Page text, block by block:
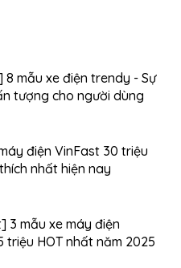
8 mẫu xe điện trendy - Sự
tượng cho người dùng
điện VinFast 30 triệu
nhất hiện nay
3 mẫu xe máy điện
triệu HOT nhất năm 2025